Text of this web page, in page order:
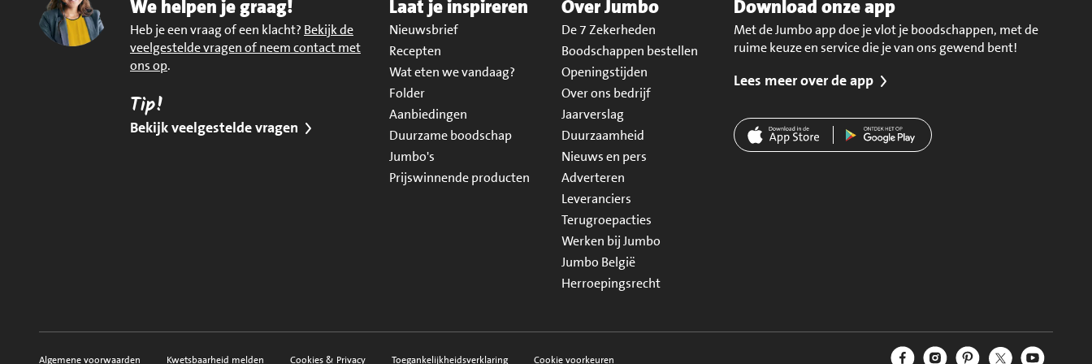
We helpen je graag!
Heb je een vraag of een klacht? Bekijk de
veelgestelde vragen of neem contact met
ons op.
Tip!
Bekijk veelgestelde vragen
Laat je inspireren
Nieuwsbrief
Recepten
Wat eten we vandaag?
Folder
Aanbiedingen
Duurzame boodschap
Jumbo's
Prijswinnende producten
Over Jumbo
De 7 Zekerheden
Boodschappen bestellen
Openingstijden
Over ons bedrijf
Jaarverslag
Duurzaamheid
Nieuws en pers
Adverteren
Leveranciers
Terugroepacties
Werken bij Jumbo
Jumbo België
Herroepingsrecht
Download onze app
Met de Jumbo app doe je vlot je boodschappen, met de
ruime keuze en service die je van ons gewend bent!
Lees meer over de app
Algemene voorwaarden Kwetsbaarheid melden Cookies & Privacy Toegankelijkheidsverklaring Cookie voorkeuren Volg ons
Jumbo Facebook
Jumbo Instagram
Jumbo Pinterest
Jumbo Twitter
Jumbo